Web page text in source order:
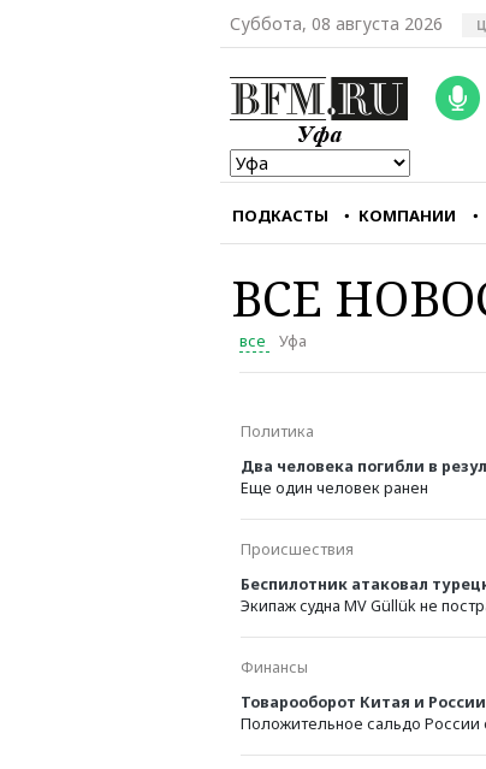
Суббота, 08 августа 2026
ПОДКАСТЫ КОМПАНИИ
ВСЕ
все Уфа
Политика
Два человека погибли в
Еще один человек ранен
Происшествия
Беспилотник атаковал
Экипаж судна MV Güllük не
Финансы
Товарооборот Китая и
Положительное сальдо России
зарубежному